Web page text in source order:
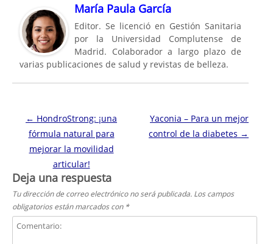
María Paula García
Editor. Se licenció en Gestión Sanitaria
por la Universidad Complutense de
Madrid. Colaborador a largo plazo de
varias publicaciones de salud y revistas de belleza.
Navegación de entradas
← HondroStrong: ¡una
fórmula natural para
mejorar la movilidad
articular!
Yaconia – Para un mejor
control de la diabetes →
Deja una respuesta
Tu dirección de correo electrónico no será publicada. Los campos
obligatorios están marcados con *